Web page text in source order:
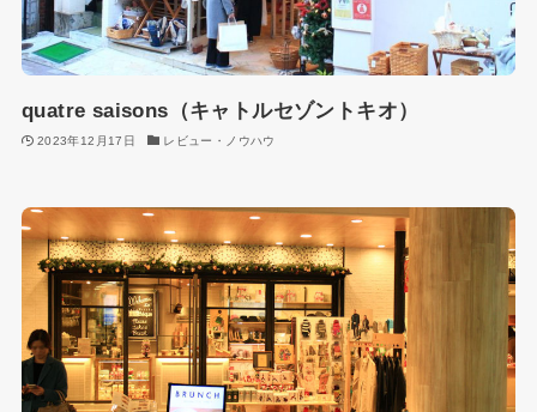
quatre saisons（キャトルセゾントキオ）
2023年12月17日 レビュー・ノウハウ